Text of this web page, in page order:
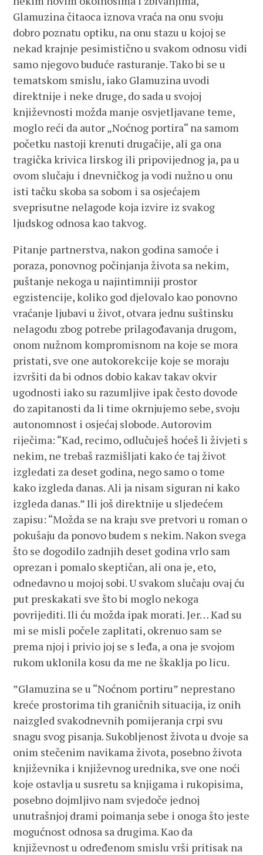
Glamuzina čitaoca iznova vraća na onu svoju
dobro poznatu optiku, na onu stazu u kojoj se
nekad krajnje pesimistično u svakom odnosu vidi
samo njegovo buduće rasturanje. Tako bi se u
tematskom smislu, iako Glamuzina uvodi
direktnije i neke druge, do sada u svojoj
književnosti možda manje osvjetljavane teme,
moglo reći da autor „Noćnog portira“ na samom
početku nastoji krenuti drugačije, ali ga ona
tragička krivica lirskog ili pripovijednog ja, pa u
ovom slučaju i dnevničkog ja vodi nužno u onu
isti tačku skoba sa sobom i sa osjećajem
sveprisutne nelagode koja izvire iz svakog
ljudskog odnosa kao takvog.
Pitanje partnerstva, nakon godina samoće i
poraza, ponovnog počinjanja života sa nekim,
puštanje nekoga u najintimniji prostor
egzistencije, koliko god djelovalo kao ponovno
vraćanje ljubavi u život, otvara jednu suštinsku
nelagodu zbog potrebe prilagođavanja drugom,
onom nužnom kompromisnom na koje se mora
pristati, sve one autokorekcije koje se moraju
izvršiti da bi odnos dobio kakav takav okvir
ugodnosti iako su razumljive ipak često dovode
do zapitanosti da li time okrnjujemo sebe, svoju
autonomnost i osjećaj slobode. Autorovim
riječima: “Kad, recimo, odlučuješ hoćeš li živjeti s
nekim, ne trebaš razmišljati kako će taj život
izgledati za deset godina, nego samo o tome
kako izgleda danas. Ali ja nisam siguran ni kako
izgleda danas.” Ili još direktnije u sljedećem
zapisu: “Možda se na kraju sve pretvori u roman o
pokušaju da ponovo budem s nekim. Nakon svega
što se dogodilo zadnjih deset godina vrlo sam
oprezan i pomalo skeptičan, ali ona je, eto,
odnedavno u mojoj sobi. U svakom slučaju ovaj ću
put preskakati sve što bi moglo nekoga
povrijediti. Ili ću možda ipak morati. Jer… Kad su
mi se misli počele zaplitati, okrenuo sam se
prema njoj i privio joj se s leđa, a ona je svojom
rukom uklonila kosu da me ne škaklja po licu.
”Glamuzina se u “Noćnom portiru” neprestano
kreće prostorima tih graničnih situacija, iz onih
naizgled svakodnevnih pomijeranja crpi svu
snagu svog pisanja. Sukobljenost života u dvoje sa
onim stečenim navikama života, posebno života
književnika i književnog urednika, sve one noći
koje ostavlja u susretu sa knjigama i rukopisima,
posebno dojmljivo nam svjedoče jednoj
unutrašnjoj drami poimanja sebe i onoga što jeste
mogućnost odnosa sa drugima. Kao da
književnost u određenom smislu vrši pritisak na